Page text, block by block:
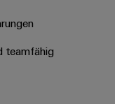
teamfähig